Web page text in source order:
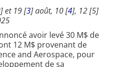
] et 19 [3] août, 10 [4], 12 [5]
avoir levé 30 M$ de
12 M$ provenant de
and Aerospace, pour
de sa